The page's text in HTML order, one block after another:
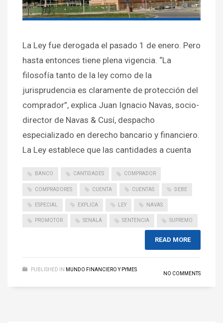
La Ley fue derogada el pasado 1 de enero. Pero
hasta entonces tiene plena vigencia. “La
filosofía tanto de la ley como de la
jurisprudencia es claramente de protección del
comprador”, explica Juan Ignacio Navas, socio-
director de Navas & Cusí, despacho
especializado en derecho bancario y financiero.
La Ley establece que las cantidades a cuenta
BANCO CANTIDADES COMPRADOR
COMPRADORES CUENTA CUENTAS DEBE
ESPECIAL EXPLICA LEY NAVAS
PROMOTOR SENALA SENTENCIA SUPREMO
READ MORE
PUBLISHED IN MUNDO FINANCIERO Y PYMES
NO COMMENTS